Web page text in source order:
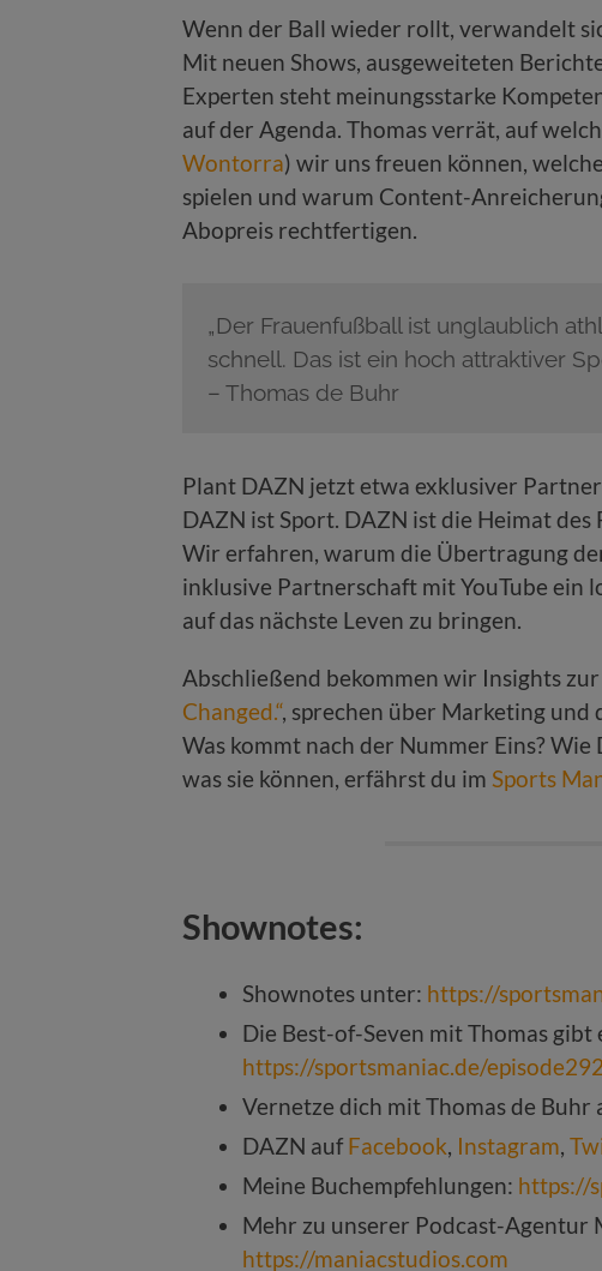
Wenn der Ball wieder rollt, verwandelt
Mit neuen Shows, ausgeweiteten
Experten steht meinungsstarke
auf der Agenda. Thomas verrät, auf
Wontorra) wir uns freuen können,
spielen und warum Content-
Abopreis rechtfertigen.
„Der Frauenfußball ist unglaublich
schnell. Das ist ein hoch attraktiver
– Thomas de Buhr
Plant DAZN jetzt etwa exklusiver
DAZN ist Sport. DAZN ist die Heimat
Wir erfahren, warum die Übertragung
inklusive Partnerschaft mit YouTube ein
auf das nächste Leven zu bringen.
Abschließend bekommen wir Insights
Changed.“, sprechen über Marketing und
Was kommt nach der Nummer Eins?
was sie können, erfährst du im Sports
Shownotes:
Shownotes unter: https://
Die Best-of-Seven mit Thomas gibt
https://sportsmaniac.de/episode292
Vernetze dich mit Thomas de Buhr
DAZN auf Facebook, Instagram,
Meine Buchempfehlungen: https://
Mehr zu unserer Podcast-Agentur
https://maniacstudios.com